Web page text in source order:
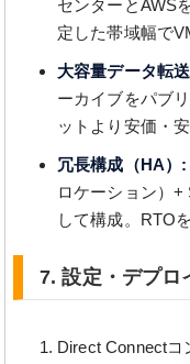
センターとAWS
定した帯域幅で
大容量データ転
ーカイブをパブ
ットより安価・安
冗長構成（HA）:
ロケーション）+
して構成。RTO
7. 設定・デプロ
Direct Connectコ